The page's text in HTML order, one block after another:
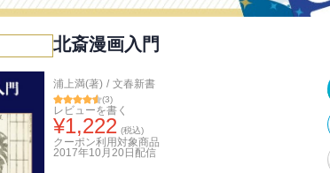
北斎漫画入門
浦上満(著) / 文春新書
(3)
レビューを書く
¥1,222 (税込)
クーポン利用対象商品
2017年10月20日 配信